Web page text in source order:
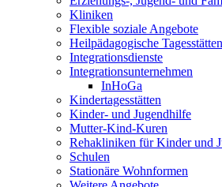
Kliniken
Flexible soziale Angebote
Heilpädagogische Tagesstätten
Integrationsdienste
Integrationsunternehmen
InHoGa
Kindertagesstätten
Kinder- und Jugendhilfe
Mutter-Kind-Kuren
Rehakliniken für Kinder und
Schulen
Stationäre Wohnformen